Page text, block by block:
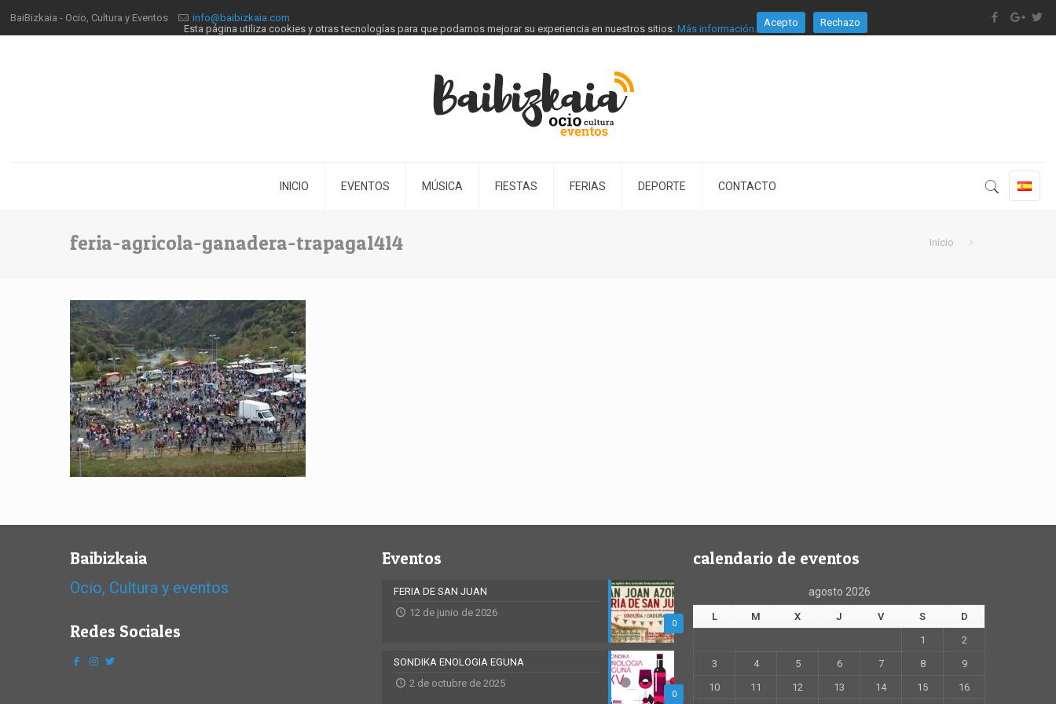
BaiBizkaia - Ocio, Cultura y Eventos info@baibizkaia.com
INICIO EVENTOS MÚSICA FIESTAS FERIAS DEPORTE CONTACTO
feria-agricola-ganadera-trapaga1414 Inicio
Baibizkaia
Ocio, Cultura y eventos
Redes Sociales
Eventos
0
FERIA DE SAN JUAN
12 de junio de 2026
0
SONDIKA ENOLOGIA EGUNA
2 de octubre de 2025
calendario de eventos
agosto 2026
L M X J V S
D
1
2
3
4 5 6 7 8
9
10
11 12 13 14 15 16
Esta página utiliza cookies y otras tecnologías para que podamos mejorar su experiencia en nuestros sitios: Más información. Acepto Rechazo